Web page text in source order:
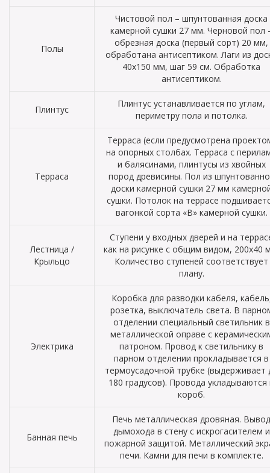
Полы
Чистовой пол – шпунтованная доска
камерной сушки 27 мм. Черновой пол
обрезная доска (первый сорт) 20 мм,
обработана антисептиком. Лаги из
40х150 мм, шаг 59 см. Обработка
антисептиком.
Плинтус
Плинтус устанавливается по углам,
периметру пола и потолка.
Терраса
Терраса (если предусмотрена
на опорных столбах. Терраса с
и балясинами, плинтусы из хвойных
пород древисины. Пол из
доски камерной сушки 27 мм
сушки. Потолок на террасе
вагонкой сорта «В» камерной сушки.
Лестница /
Крыльцо
Ступени у входных дверей и на
как на рисунке с общим видом, 200х40
Количество ступеней соответствует
плану.
Электрика
Коробка для разводки кабеля,
розетка, выключатель света. В
отделении специальный светильник в
металлической оправе с
патроном. Провод к светильнику в
парном отделении прокладывается в
термоусадочной трубке (выдерживает
180 градусов). Провода укладываются
короб.
Банная печь
Печь металлическая дровяная. Вывод
дымохода в стену с искрогасителем и
пожарной защитой. Металлический
печи. Камни для печи в комплекте.